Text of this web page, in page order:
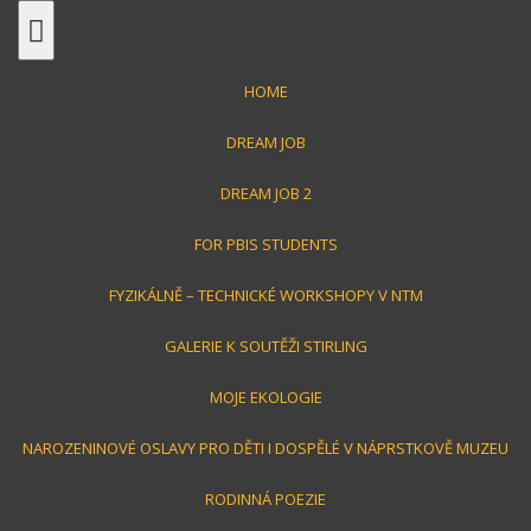
HOME
DREAM JOB
DREAM JOB 2
FOR PBIS STUDENTS
FYZIKÁLNĚ – TECHNICKÉ WORKSHOPY V NTM
GALERIE K SOUTĚŽI STIRLING
MOJE EKOLOGIE
NAROZENINOVÉ OSLAVY PRO DĚTI I DOSPĚLÉ V NÁPRSTKOVĚ MUZEU
RODINNÁ POEZIE
Jirka Toman
střípky z mého života